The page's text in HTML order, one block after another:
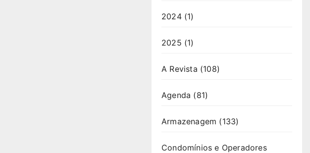
2024(1)
2025 (1)
A Revista (108)
Agenda (81)
Armazenagem (133)
Condomínios e Operadores